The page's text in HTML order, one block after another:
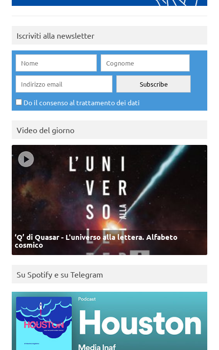
Iscriviti alla newsletter
Do il consenso al trattamento dei dati
Video del giorno
‘Q’ di Quasar - L'universo alla lettera. Alfabeto
cosmico
Su Spotify e su Telegram